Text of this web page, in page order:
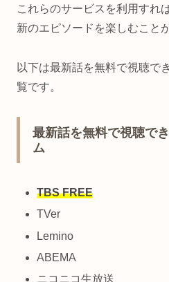
これらのサービスを利用すれ
新のエピソードを楽しむこと
以下は最新話を無料で視聴で
覧です。
最新話を無料で視聴で
ム
TBS FREE
TVer
Lemino
ABEMA
ニコニコ生放送